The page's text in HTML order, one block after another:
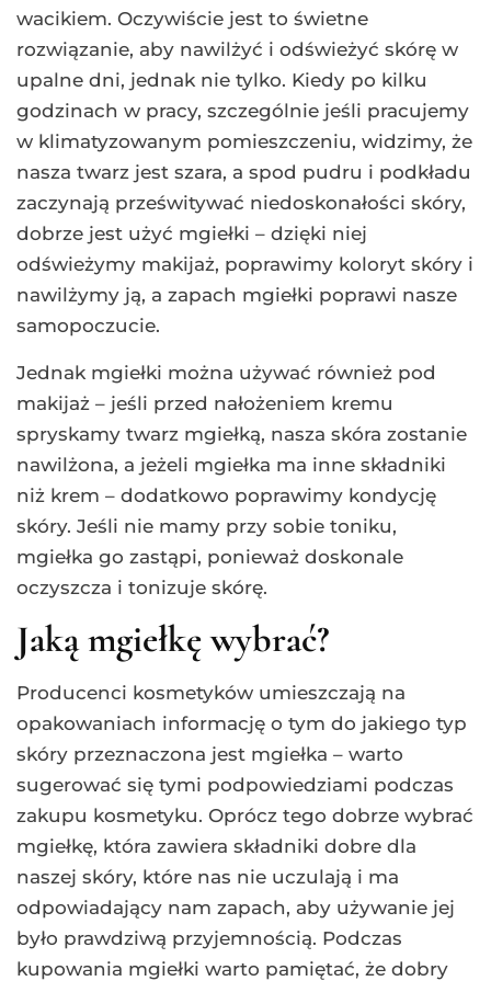
wacikiem. Oczywiście jest to świetne
rozwiązanie, aby nawilżyć i odświeżyć skórę w
upalne dni, jednak nie tylko. Kiedy po kilku
godzinach w pracy, szczególnie jeśli pracujemy
w klimatyzowanym pomieszczeniu, widzimy, że
nasza twarz jest szara, a spod pudru i podkładu
zaczynają prześwitywać niedoskonałości skóry,
dobrze jest użyć mgiełki – dzięki niej
odświeżymy makijaż, poprawimy koloryt skóry i
nawilżymy ją, a zapach mgiełki poprawi nasze
samopoczucie.
Jednak mgiełki można używać również pod
makijaż – jeśli przed nałożeniem kremu
spryskamy twarz mgiełką, nasza skóra zostanie
nawilżona, a jeżeli mgiełka ma inne składniki
niż krem – dodatkowo poprawimy kondycję
skóry. Jeśli nie mamy przy sobie toniku,
mgiełka go zastąpi, ponieważ doskonale
oczyszcza i tonizuje skórę.
Jaką mgiełkę wybrać?
Producenci kosmetyków umieszczają na
opakowaniach informację o tym do jakiego typ
skóry przeznaczona jest mgiełka – warto
sugerować się tymi podpowiedziami podczas
zakupu kosmetyku. Oprócz tego dobrze wybrać
mgiełkę, która zawiera składniki dobre dla
naszej skóry, które nas nie uczulają i ma
odpowiadający nam zapach, aby używanie jej
było prawdziwą przyjemnością. Podczas
kupowania mgiełki warto pamiętać, że dobry